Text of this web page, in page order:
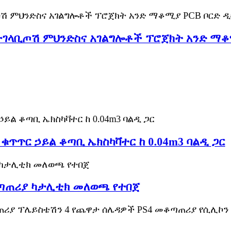
ምህንድስና አገልግሎቶች ፕሮጀክት አንድ
ኃይል ቆጣቢ ኤክስካቫተር ከ 0.04m3 ባልዲ ጋር
ካታሊቲክ መለወጫ የተበጀ